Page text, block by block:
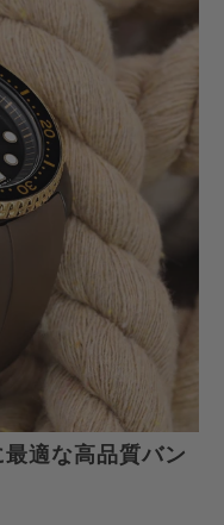
適な高品質バン